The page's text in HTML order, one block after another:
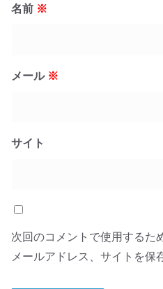
名前 ※
メール ※
サイト
次回のコメントで使用するた
メールアドレス、サイトを保